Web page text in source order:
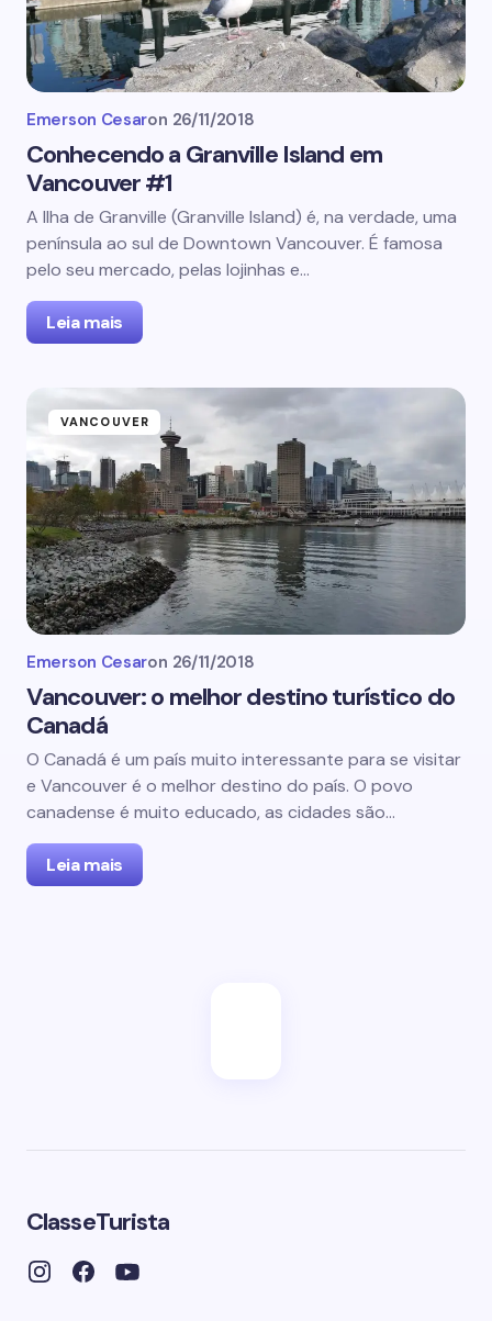
Emerson Cesaron 26/11/2018
Conhecendo a Granville Island em
Vancouver #1
A Ilha de Granville (Granville Island) é, na verdade, uma
península ao sul de Downtown Vancouver. É famosa
pelo seu mercado, pelas lojinhas e…
Leia mais
VANCOUVER
Emerson Cesaron 26/11/2018
Vancouver: o melhor destino turístico do
Canadá
O Canadá é um país muito interessante para se visitar
e Vancouver é o melhor destino do país. O povo
canadense é muito educado, as cidades são…
Leia mais
ClasseTurista